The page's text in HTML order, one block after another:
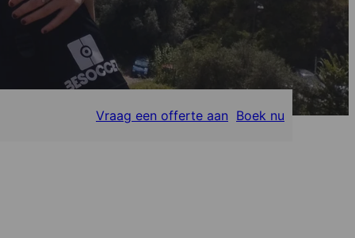
Vraag een offerte aan Boek nu